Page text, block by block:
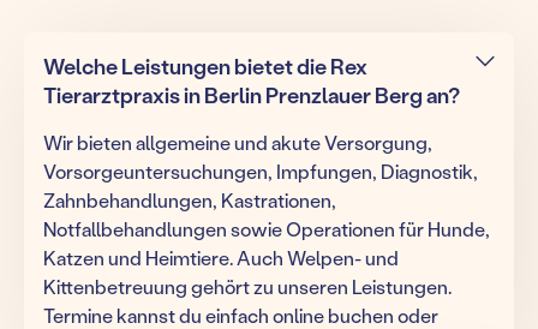
Welche Leistungen bietet die Rex
Tierarztpraxis in Berlin Prenzlauer Berg an?
Wir bieten allgemeine und akute Versorgung,
Vorsorgeuntersuchungen, Impfungen, Diagnostik,
Zahnbehandlungen, Kastrationen,
Notfallbehandlungen sowie Operationen für Hunde,
Katzen und Heimtiere. Auch Welpen- und
Kittenbetreuung gehört zu unseren Leistungen.
Termine kannst du einfach online buchen oder